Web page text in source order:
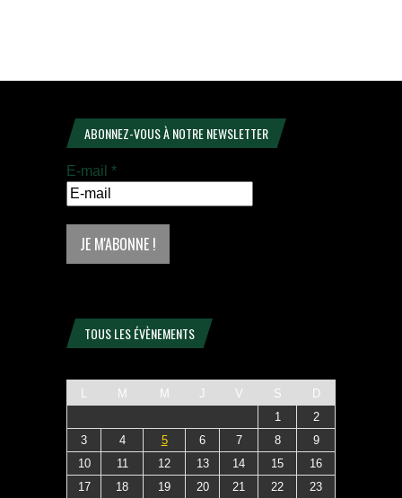
ABONNEZ-VOUS À NOTRE NEWSLETTER
E-mail *
TOUS LES ÉVÈNEMENTS
L M M J V S
D
1
2
3
4 5 6 7 8
9
10
11 12 13 14 15
16
17
18 19 20 21 22 23